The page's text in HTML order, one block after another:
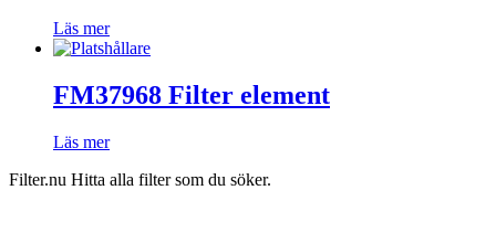
Läs mer
FM37968 Filter element
Läs mer
Filter.nu Hitta alla filter som du söker.